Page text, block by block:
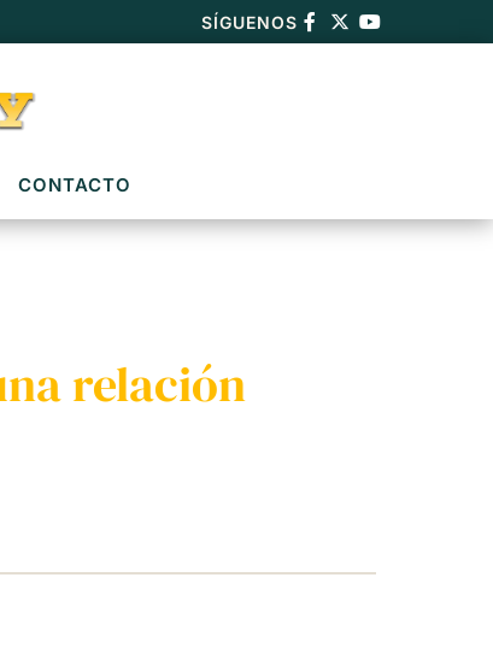
SÍGUENOS
CONTACTO
relación